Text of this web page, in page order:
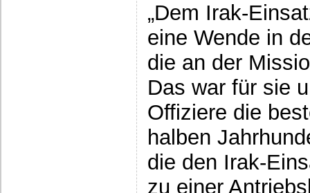
„Dem Irak-
eine Wende in
die an der
Das war für sie
Offiziere die
halben
die den Irak-
zu einer